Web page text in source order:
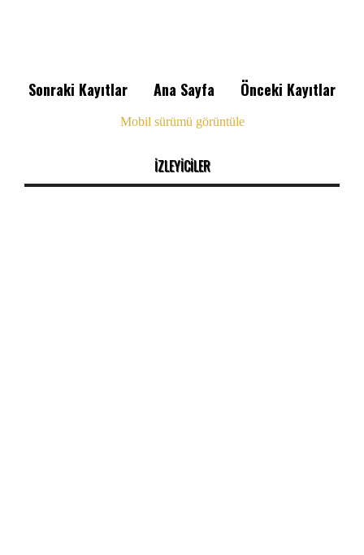
Sonraki Kayıtlar Önceki Kayıtlar
Ana Sayfa
Mobil sürümü görüntüle
İZLEYİCİLER